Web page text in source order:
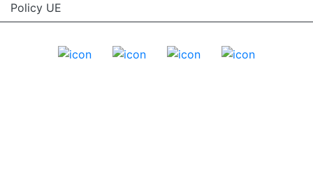
Policy UE